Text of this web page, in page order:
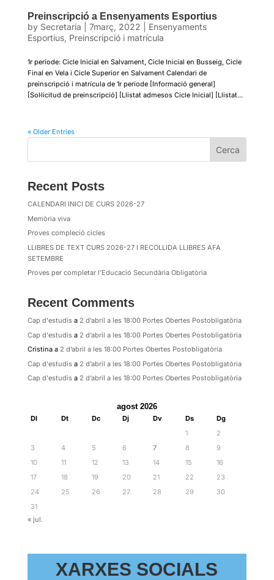
Preinscripció a Ensenyaments Esportius
by Secretaria 7març, 2022
Ensenyaments
Esportius, Preinscripció i matrícula
1r període: Cicle Inicial en Salvament, Cicle Inicial en Busseig, Cicle
Final en Vela i Cicle Superior en Salvament Calendari de
preinscripció i matrícula de 1r període [Informació general]
[Sol·licitud de preinscripció] [Llistat admesos Cicle Inicial] [Llistat...
« Older Entries
Cerca
Recent Posts
CALENDARI INICI DE CURS 2026-27
Memòria viva
Proves compleció cicles
LLIBRES DE TEXT CURS 2026-27 I RECOLLIDA LLIBRES AFA
SETEMBRE
Proves per completar l’Educació Secundària Obligatòria
Recent Comments
Cap d'estudisa 2 d’abril a les 18:00 Portes Obertes Postobligatòria
Cap d'estudisa 2 d’abril a les 18:00 Portes Obertes Postobligatòria
Cristinaa 2 d’abril a les 18:00 Portes Obertes Postobligatòria
Cap d'estudisa 2 d’abril a les 18:00 Portes Obertes Postobligatòria
Cap d'estudisa 2 d’abril a les 18:00 Portes Obertes Postobligatòria
agost 2026
Dl Dt Dc Dj Dv Ds
Dg
1
2
3
4 5 6 7 8
9
10
11 12 13 14 15
16
17
18 19 20 21 22
23
24
25 26 27 28 29
30
31
« jul.
XARXES SOCIALS